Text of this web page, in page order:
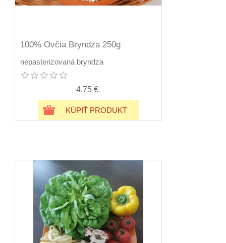
100% Ovčia Bryndza 250g
nepasterizovaná bryndza
4,75 €
KÚPIŤ PRODUKT